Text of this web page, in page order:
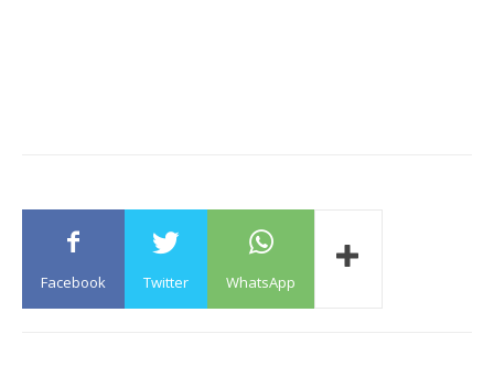
Facebook Twitter WhatsApp